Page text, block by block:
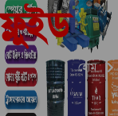
ফ্লুইড
হোম